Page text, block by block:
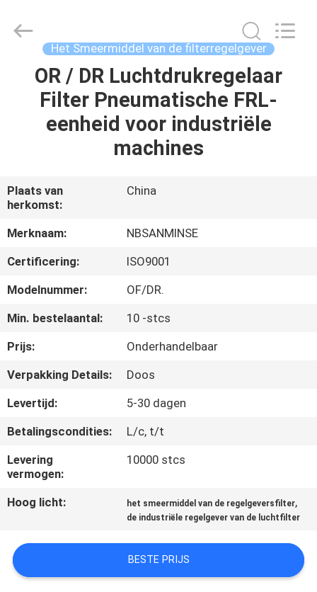
HUIS
PRODUCTEN
ONS
FABRIEKSREIS
KWALITEITSCONTROLE
CONTACTEER
ONS
NIEUWS
VERZOEK
OM EEN
CITAAT
PRIVACYBELEID
Export
Co.,Ltd..
Het Smeermiddel van de filterregelgever
OR / DR Luchtdrukregelaar
Filter Pneumatische FRL-
eenheid voor industriële
machines
Plaats van
herkomst:
China
Merknaam:
NBSANMINSE
Certificering:
ISO9001
Modelnummer:
OF/DR.
Min. bestelaantal:
10 -stcs
Prijs:
Onderhandelbaar
Verpakking Details:
Doos
Levertijd:
5-30 dagen
Betalingscondities:
L/c, t/t
Levering
vermogen:
10000 stcs
Hoog licht: het smeermiddel van de regelgeversfilter,
de industriële regelgever van de luchtfilter
BESTE PRIJS